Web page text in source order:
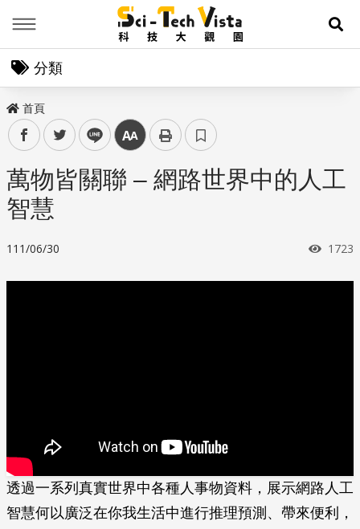
展
分類
首頁
facebooktwitter line 中
萬物皆關聯 – 網路世界中的人工
智慧
111/06/30 瀏覽
1723
透過一系列真實世界中各種人事物資料，展示網路人工
智慧何以廣泛在你我生活中進行推理預測、帶來便利，